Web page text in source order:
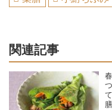
関連記事